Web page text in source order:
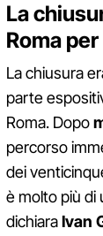
La
Roma
La chiusura
parte
Roma. Dopo
percorso
dei
è molto più di
dichiaraIvan